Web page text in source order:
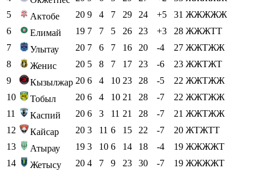
5
Актобе 20 9 4 7 29 24 +5 31 ЖЖЖЖЖ
6
Елимай 19 7 7 5 26 23 +3 28 ЖЖЖТТ
7
Улытау 20 7 6 7 16 20 -4 27 ЖЖТЖЖ
8
Женис 20 5 8 7 17 23 -6 23 ЖЖТЖТ
9
Кызылжар 20 6 4 10 23 28 -5 22 ЖЖТЖЖ
10
Тобыл 20 6 4 10 21 28 -7 22 ЖЖТЖЖ
11
Каспий 20 6 3 11 21 28 -7 21 ЖЖТЖЖ
12
Кайсар 20 3 11 6 15 22 -7 20 ЖТЖТТ
13
Атырау 19 3 10 6 14 18 -4 19 ЖЖЖЖТ
14
Жетысу 20 4 7 9 23 30 -7 19 ЖЖЖЖТ